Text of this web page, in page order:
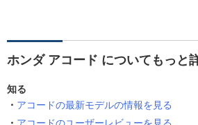
ホンダ アコード についてもっと
知る
アコードの最新モデルの情報を見る